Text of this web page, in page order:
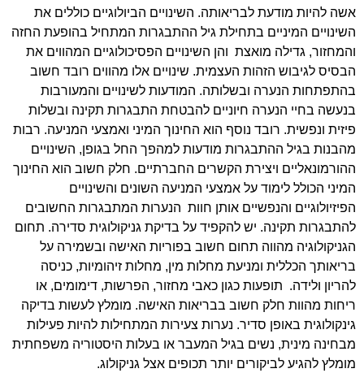
להיות מודעת לבריאותה. השינויים הביולוגיים כוללים את
המיניים בתחילת גיל ההתבגרות המתחיל בהופעת החזה
גדילה מואצת והן השינויים הפסיכולוגיים המהווים את
לגיבוש הזהות העצמית. שינויים אלו מהווים רובד חשוב
הנערה ובשלותה. המודעות לשינויים והמעורבות
בחיי הנערה חיוניים להבטחת התבגרות תקינה ובשלות
ונפשית. רובד נוסף הוא החינוך המיני ואמצעי המניעה. רבות
בגיל ההתבגרות מודעות למהפך החל בגופן, השינויים
ויצירת הקשרים החברתיים. חלק חשוב הוא החינוך
הכולל לימוד על אמצעי המניעה השונים והשינויים
והנפשיים אותן חוות הנערות המתבגרות החשובים
תקינה. יש להקפיד על בדיקת גניקולוגית סדירה. תחום
מהווה תחום חשוב בפוריות האישה ובשמירה על
הכללית ומניעת מחלות מין, מחלות זיהומיות, כניסה
ולידה. תופעות כגון כאבי מחזור, הפרשות, דימומים, או
מהוות חלק חשוב בבריאות האישה. מומלץ לעשות בדיקה
באופן סדיר. נערות צעירות המתחילות להיות פעילות
מינית, נשים בגיל המעבר או בעלות היסטוריה משפחתית
להגיע לביקורים יותר תכופים אצל גניקולוג.